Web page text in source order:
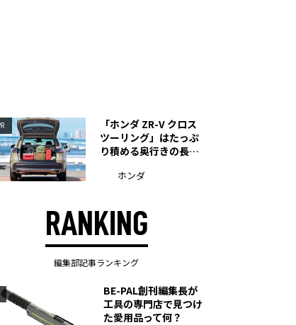
「ホンダ ZR-V クロス
ツーリング」はたっぷ
り積める奥行きの長い
ホンダ
RANKING
編集部記事ランキング
BE-PAL創刊編集長が
工具の専門店で見つけ
た愛用品って何？